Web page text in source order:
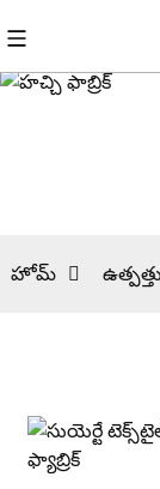
హోమ్